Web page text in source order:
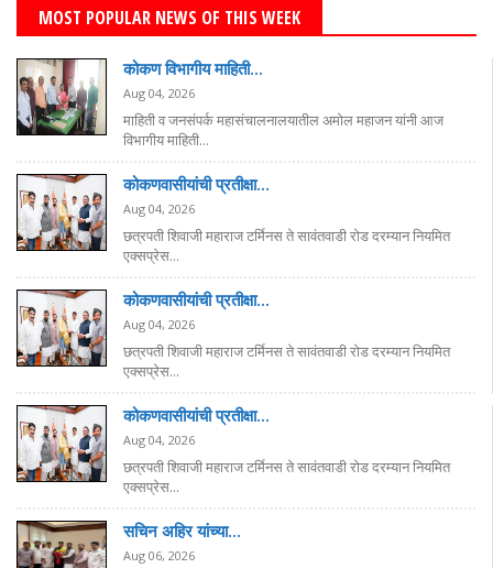
MOST POPULAR NEWS OF THIS WEEK
कोकण विभागीय माहिती...
Aug 04, 2026
माहिती व जनसंपर्क महासंचालनालयातील अमोल महाजन यांनी आज
विभागीय माहिती...
कोकणवासीयांची प्रतीक्षा...
Aug 04, 2026
छत्रपती शिवाजी महाराज टर्मिनस ते सावंतवाडी रोड दरम्यान नियमित
एक्सप्रेस...
कोकणवासीयांची प्रतीक्षा...
Aug 04, 2026
छत्रपती शिवाजी महाराज टर्मिनस ते सावंतवाडी रोड दरम्यान नियमित
एक्सप्रेस...
कोकणवासीयांची प्रतीक्षा...
Aug 04, 2026
छत्रपती शिवाजी महाराज टर्मिनस ते सावंतवाडी रोड दरम्यान नियमित
एक्सप्रेस...
सचिन अहिर यांच्या...
Aug 06, 2026